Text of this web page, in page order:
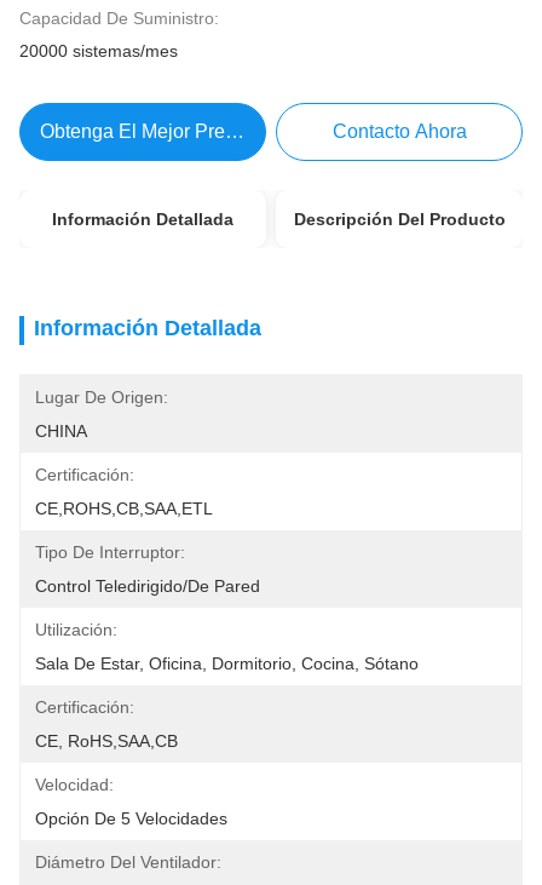
Capacidad De Suministro:
20000 sistemas/mes
Obtenga El Mejor Precio Contacto Ahora
Información Detallada Descripción Del Producto
Información Detallada
Lugar De Origen:
CHINA
Certificación:
CE,ROHS,CB,SAA,ETL
Tipo De Interruptor:
Control Teledirigido/de Pared
Utilización:
Sala De Estar, Oficina, Dormitorio, Cocina, Sótano
Certificación:
CE, RoHS,SAA,CB
Velocidad:
Opción De 5 Velocidades
Diámetro Del Ventilador: